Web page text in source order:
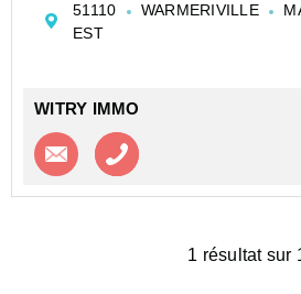
Honoraires 1900EUR
Libre de suite.
51110 WARMERIVILLE
EST
WITRY IMMO
Contacter l'agence
1 résultat sur